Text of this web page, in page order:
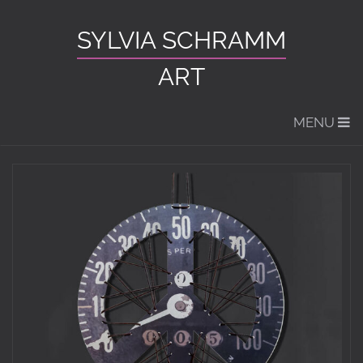
SYLVIA SCHRAMM
ART
MENU